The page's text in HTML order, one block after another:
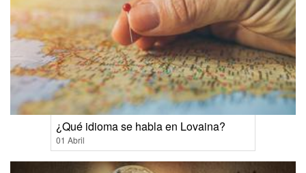
¿Qué idioma se habla en Lovaina?
01 Abril